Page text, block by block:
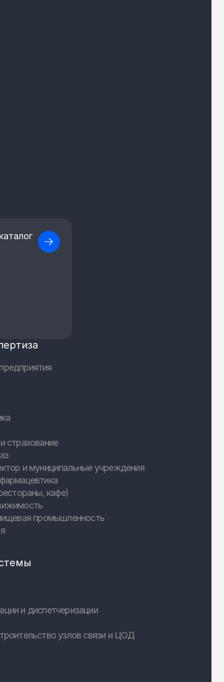
страхование
и муниципальные учреждения
кафе)
промышленность
и диспетчеризации
узлов связи и ЦОД